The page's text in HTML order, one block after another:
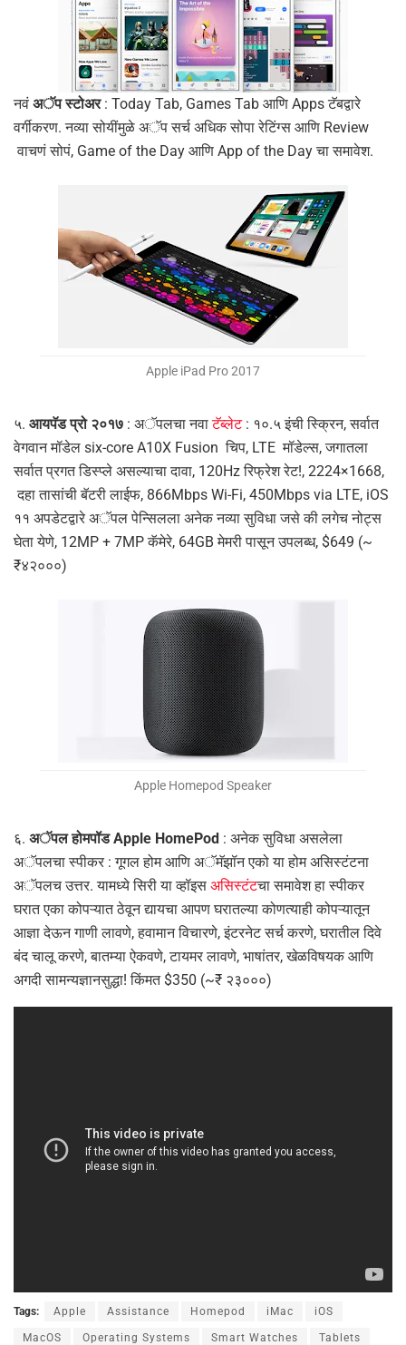
नवं अॅप स्टोअर: Today Tab, Games Tab आणि Apps टॅबद्वारे
वर्गीकरण. नव्या सोयींमुळे अॅप सर्च अधिक सोपा रेटिंग्स आणि Review
वाचणं सोपं, Game of the Day आणि App of the Day चा समावेश.
Apple iPad Pro 2017
५. आयपॅड प्रो २०१७ : अॅपलचा नवाटॅब्लेट: १०.५ इंची स्क्रिन, सर्वात
वेगवान मॉडेल six-core A10X Fusion चिप, LTE मॉडेल्स, जगातला
सर्वात प्रगत डिस्प्ले असल्याचा दावा, 120Hz रिफ्रेश रेट!, 2224×1668,
दहा तासांची बॅटरी लाईफ, 866Mbps Wi-Fi, 450Mbps via LTE, iOS
११ अपडेटद्वारे अॅपल पेन्सिलला अनेक नव्या सुविधा जसे की लगेच नोट्स
घेता येणे, 12MP + 7MP कॅमेरे, 64GB मेमरी पासून उपलब्ध, $649 (~
₹४२०००)
Apple Homepod Speaker
६. अॅपल होमपॉड Apple HomePod : अनेक सुविधा असलेला
अॅपलचा स्पीकर : गूगल होम आणि अॅमॅझॉन एको या होम असिस्टंटना
अॅपलच उत्तर. यामध्ये सिरी या व्हॉइस असिस्टंटचा समावेश हा स्पीकर
घरात एका कोपऱ्यात ठेवून द्यायचा आपण घरातल्या कोणत्याही कोपऱ्यातून
आज्ञा देऊन गाणी लावणे, हवामान विचारणे, इंटरनेट सर्च करणे, घरातील दिवे
बंद चालू करणे, बातम्या ऐकवणे, टायमर लावणे, भाषांतर, खेळविषयक आणि
अगदी सामन्यज्ञानसुद्धा! किंमत $350 (~₹ २३०००)
Tags: Apple Assistance Homepod iMac iOS
MacOS Operating Systems Smart Watches Tablets